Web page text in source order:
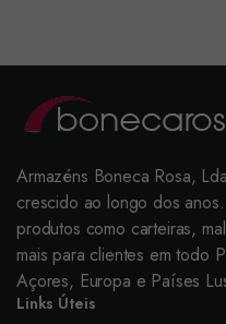
Armazéns Boneca Rosa,
crescido ao longo dos
produtos como carteiras,
mais para clientes em todo
Açores, Europa e Países
Links Úteis